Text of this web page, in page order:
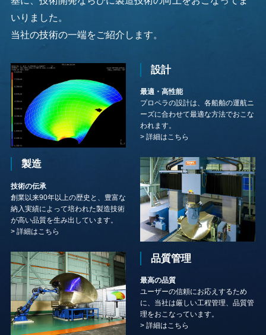
いりました。
当社の技術の一端をご紹介します。
設計
最適・高性能
プロペラの設計は、各船舶の運航ニ
ーズに合わせて最適な方法でおこな
われます。
>詳細はこちら
製造
技術の伝承
創業以来90年以上の歴史と、豊富な
納入実績によって培われた製造技術
が高い品質を生み出しています。
> 詳細はこちら
品質管理
最高の品質
ユーザーの信頼にお応えするため
に、当社は厳しい工程管理、品質管
理をおこなっています。
>詳細はこちら